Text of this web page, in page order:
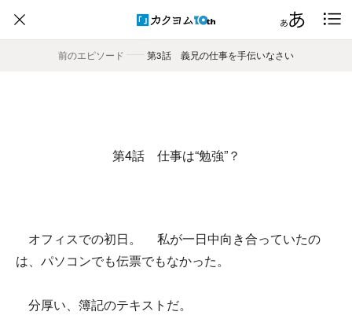
前のエピソード
―― 第3話 義兄の仕事を手伝いなさい
第4話 仕事は“勉強”？
オフィスでの初日。 私が一日中向き合っていたの
は、パソコンでも伝票でもなかった。
分厚い、簿記のテキストだ。